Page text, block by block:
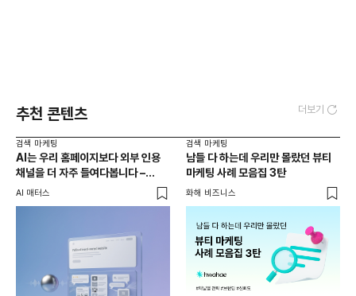
추천 콘텐츠 더보기
검색 마케팅
AI는 우리 홈페이지보다 외부 인용
채널을 더 자주 들여다봅니다 –
두툼한 인용 레이어를 짜는 법
AI 매터스
검색 마케팅
남들 다 하는데 우리만 몰랐던 뷰티
마케팅 사례 모음집 3탄
화해 비즈니스